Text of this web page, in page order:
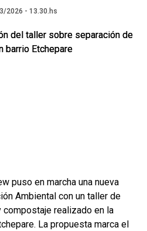
2026 - 13.30.hs
puso en marcha una nueva
Ambiental con un taller de
realizado en la
La propuesta marca el